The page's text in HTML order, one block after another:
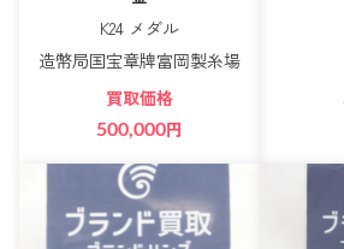
K24 メダル
造幣局国宝章牌富岡製糸場
買取価格
500,000円